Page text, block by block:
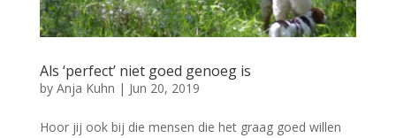
Als ‘perfect’ niet goed genoeg is
by Anja Kuhn | Jun 20, 2019
Hoor jij ook bij die mensen die het graag goed willen